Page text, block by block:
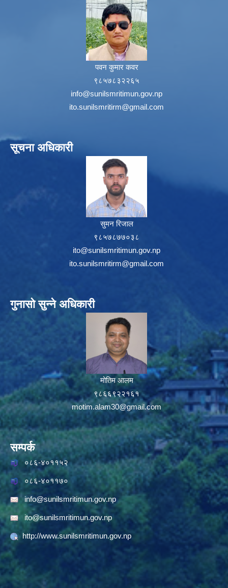
पवन कुमार कवर
९८५७८३२२६५
info@sunilsmritimun.gov.np
ito.sunilsmritirm@gmail.com
सूचना अधिकारी
सुमन रिजाल
९८५७८७७०३८
ito@sunilsmritimun.gov.np
ito.sunilsmritirm@gmail.com
गुनासो सुन्ने अधिकारी
मोतिम आलम
९८६६९२२१६१
motim.alam30@gmail.com
सम्पर्क
०८६-४०११५२
०८६-४०११७०
info@sunilsmritimun.gov.np
ito@sunilsmritimun.gov.np
http://www.sunilsmritimun.gov.np